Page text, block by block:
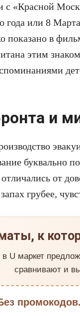
с «Красной
года или 8
показано в
этим
и
буквально
от
грубее,
к
U маркет
сравнивают и